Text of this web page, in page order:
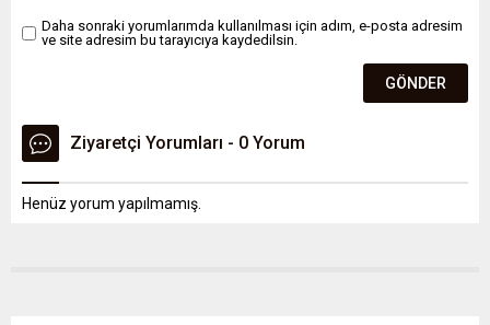
Daha sonraki yorumlarımda kullanılması için adım, e-posta adresim
ve site adresim bu tarayıcıya kaydedilsin.
Ziyaretçi Yorumları - 0 Yorum
Henüz yorum yapılmamış.